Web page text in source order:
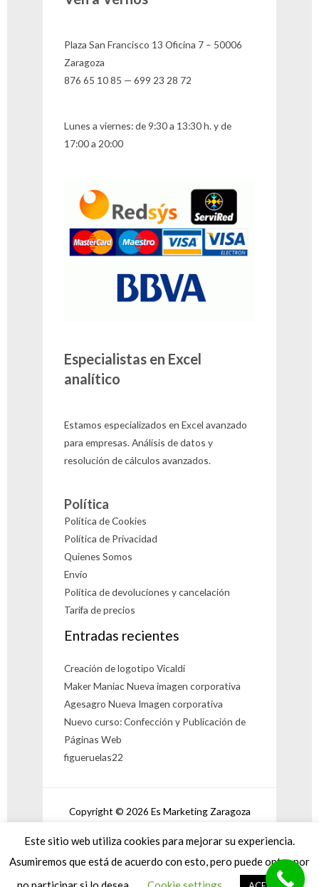
Plaza San Francisco 13 Oficina 7 – 50006
Zaragoza
876 65 10 85 — 699 23 28 72
Lunes a viernes: de 9:30 a 13:30 h. y de
17:00 a 20:00
Especialistas en Excel
analítico
Estamos especializados en Excel avanzado
para empresas. Análisis de datos y
resolución de cálculos avanzados.
Política
Política de Cookies
Política de Privacidad
Quienes Somos
Envío
Política de devoluciones y cancelación
Tarifa de precios
Entradas recientes
Creación de logotipo Vicaldi
Maker Maniac Nueva imagen corporativa
Agesagro Nueva Imagen corporativa
Nuevo curso: Confección y Publicación de
Páginas Web
figueruelas22
Copyright © 2026 Es Marketing Zaragoza
Powered by Es Marketing Zaragoza
Este sitio web utiliza cookies para mejorar su experiencia.
Asumiremos que está de acuerdo con esto, pero puede optar por